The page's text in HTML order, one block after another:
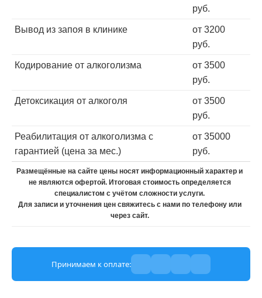
руб.
Вывод из запоя в клинике
от 3200
руб.
Кодирование от алкоголизма
от 3500
руб.
Детоксикация от алкоголя
от 3500
руб.
Реабилитация от алкоголизма с
гарантией (цена за мес.)
от 35000
руб.
Размещённые на сайте цены носят информационный характер и
не являются офертой. Итоговая стоимость определяется
специалистом с учётом сложности услуги.
Для записи и уточнения цен свяжитесь с нами по телефону или
через сайт.
Принимаем к оплате: